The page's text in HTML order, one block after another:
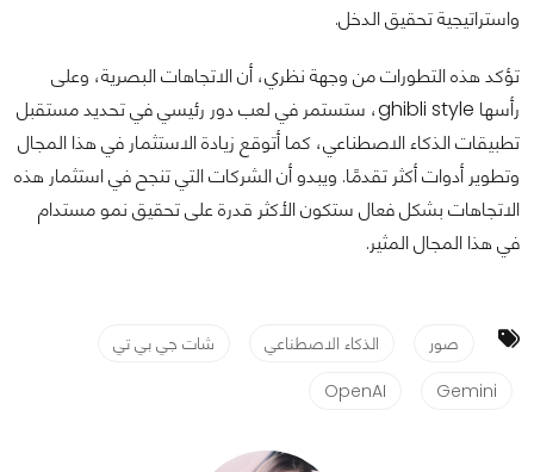
واستراتيجية تحقيق الدخل.
تؤكد هذه التطورات من وجهة نظري، أن الاتجاهات البصرية، وعلى
رأسها ghibli style، ستستمر في لعب دور رئيسي في تحديد مستقبل
تطبيقات الذكاء الاصطناعي، كما أتوقع زيادة الاستثمار في هذا المجال
وتطوير أدوات أكثر تقدمًا. ويبدو أن الشركات التي تنجح في استثمار هذه
الاتجاهات بشكل فعال ستكون الأكثر قدرة على تحقيق نمو مستدام
في هذا المجال المثير.
صور الذكاء الاصطناعي
شات جي بي تي
Gemini
OpenAI